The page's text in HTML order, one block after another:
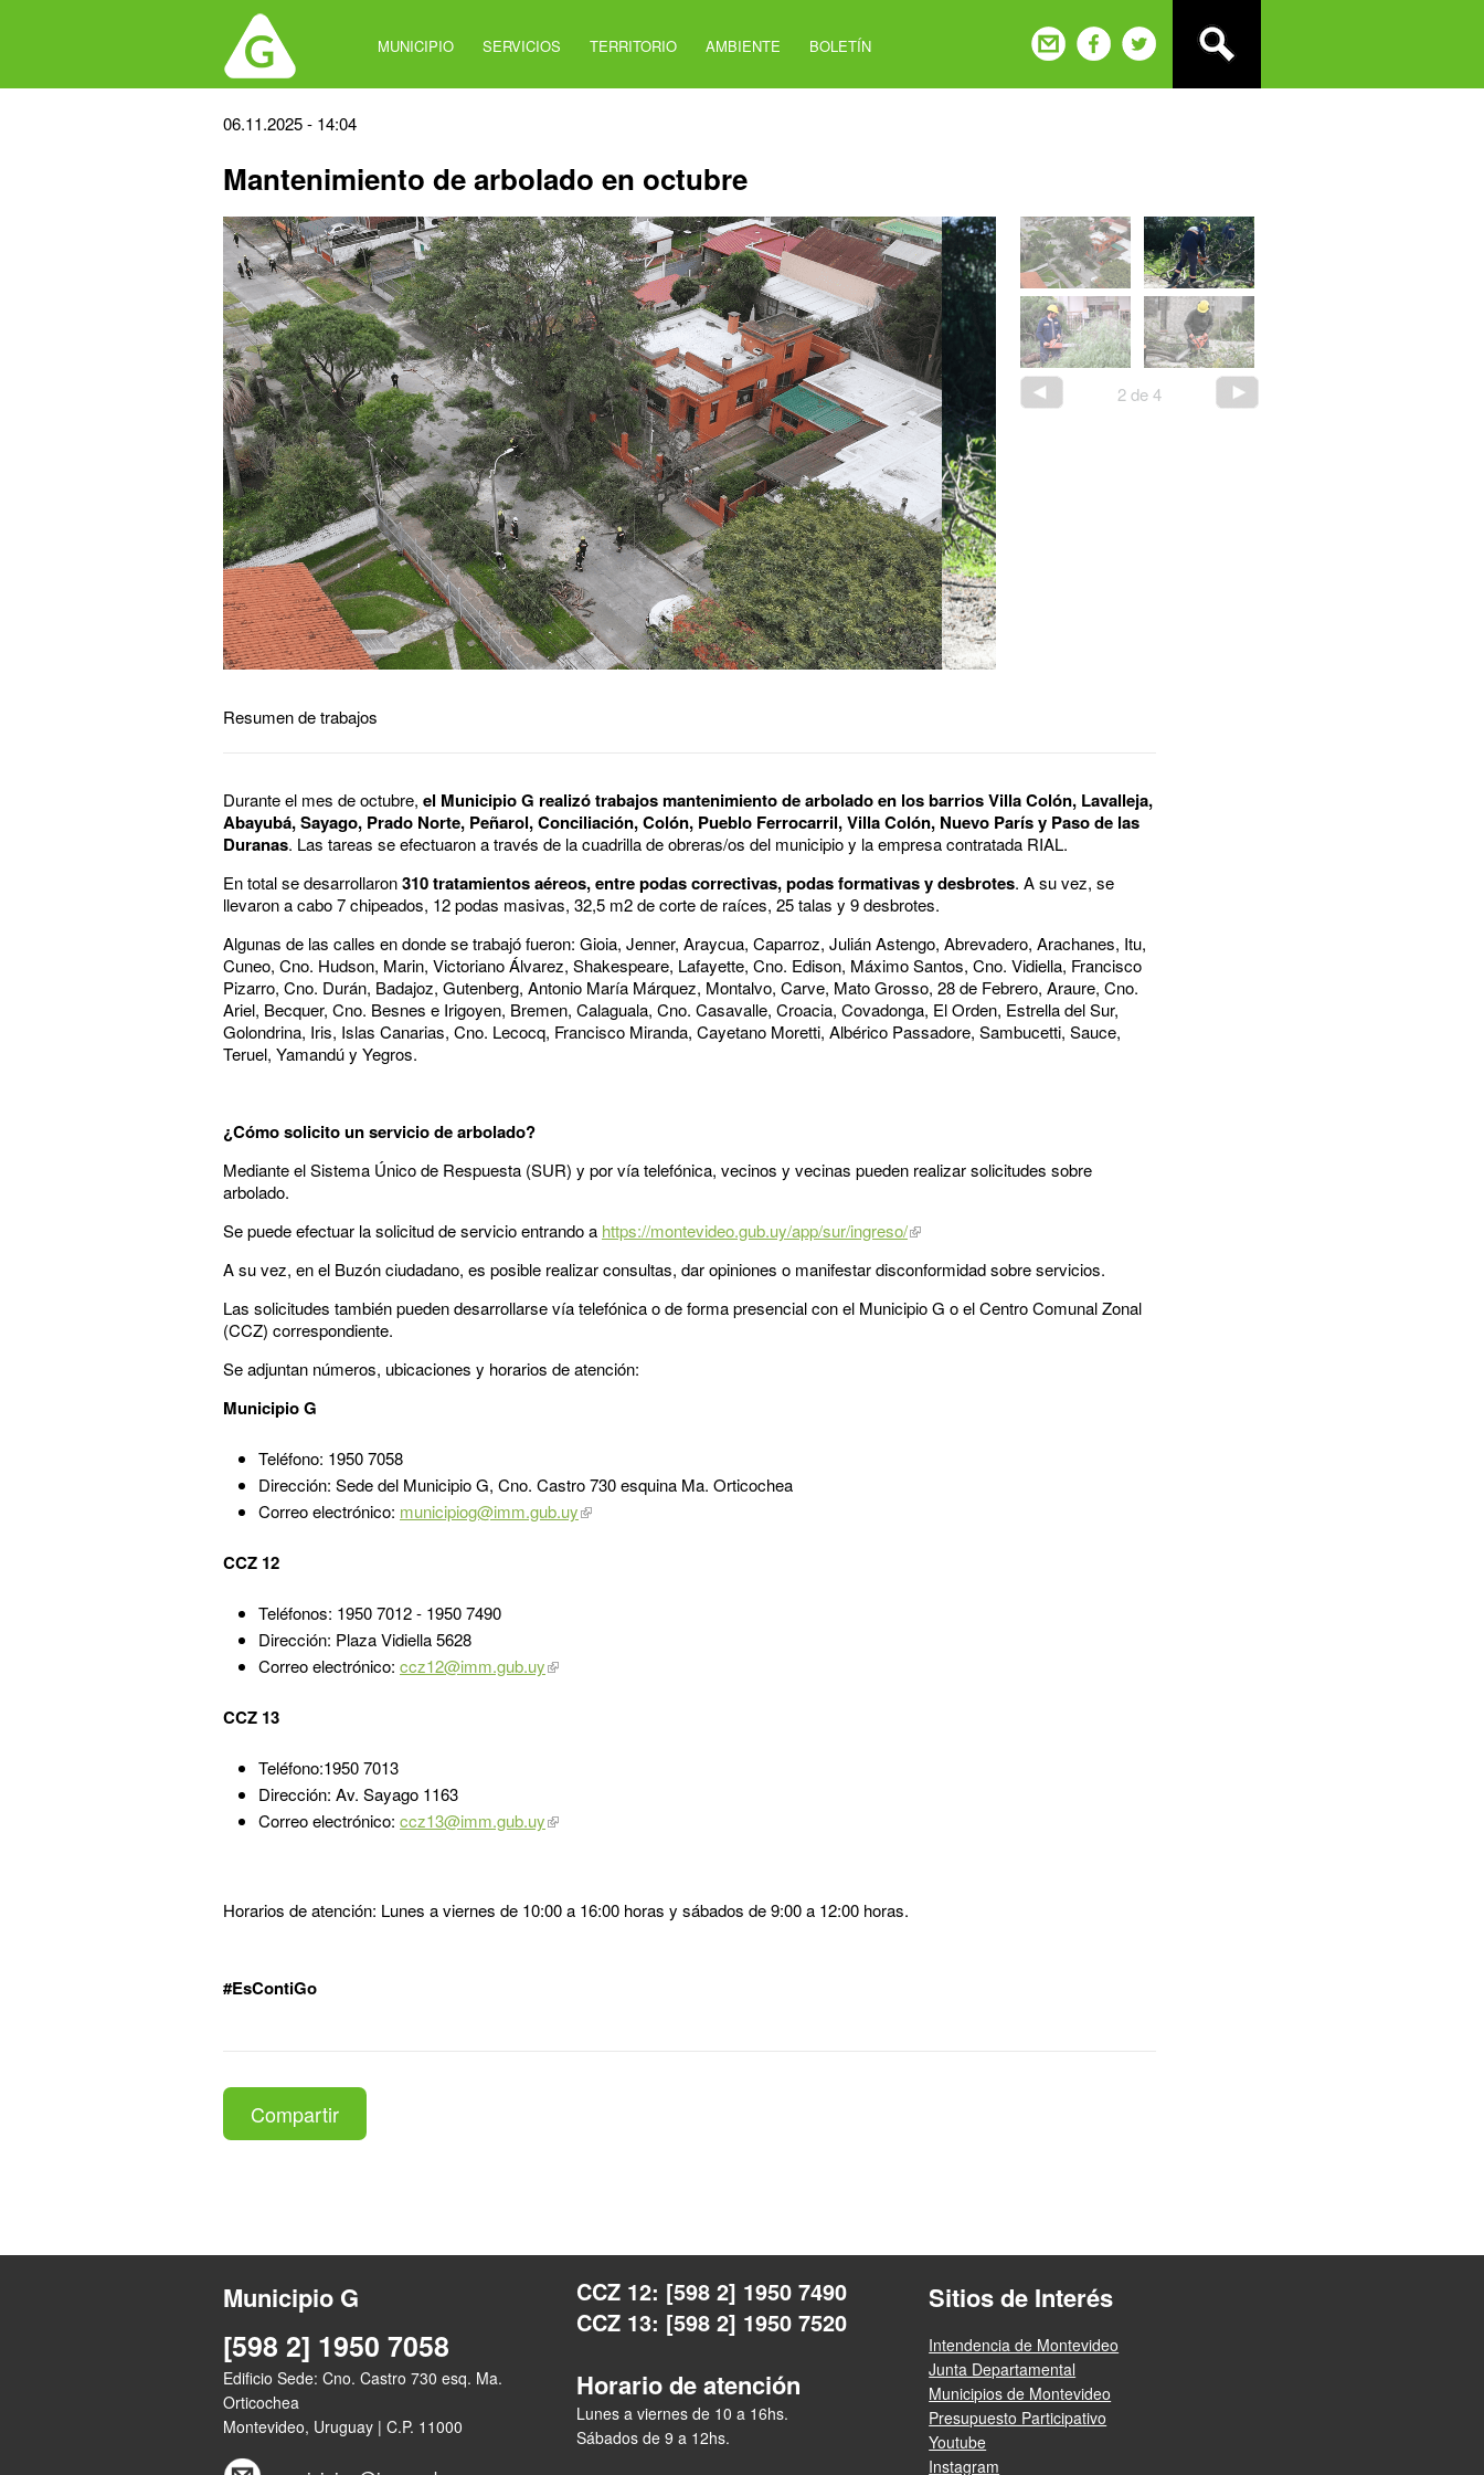
MUNICIPIO SERVICIOS TERRITORIO AMBIENTE BOLETÍN
Back
top
06.11.2025 - 14:04
Mantenimiento de arbolado en octubre
2de4
Resumen de trabajos
Durante el mes de octubre, el Municipio G realizó trabajos mantenimiento de arbolado en los barrios Villa Colón, Lavalleja,
Abayubá, Sayago, Prado Norte, Peñarol, Conciliación, Colón, Pueblo Ferrocarril, Villa Colón, Nuevo París y Paso de las
Duranas. Las tareas se efectuaron a través de la cuadrilla de obreras/os del municipio y la empresa contratada RIAL.
En total se desarrollaron310 tratamientos aéreos, entre podas correctivas, podas formativas y desbrotes. A su vez, se
llevaron a cabo 7 chipeados, 12 podas masivas, 32,5 m2 de corte de raíces, 25 talas y 9 desbrotes.
Algunas de las calles en donde se trabajó fueron: Gioia, Jenner, Araycua, Caparroz, Julián Astengo, Abrevadero, Arachanes, Itu,
Cuneo, Cno. Hudson, Marin, Victoriano Álvarez, Shakespeare, Lafayette, Cno. Edison, Máximo Santos, Cno. Vidiella, Francisco
Pizarro, Cno. Durán, Badajoz, Gutenberg, Antonio María Márquez, Montalvo, Carve, Mato Grosso, 28 de Febrero, Araure, Cno.
Ariel, Becquer, Cno. Besnes e Irigoyen, Bremen, Calaguala, Cno. Casavalle, Croacia, Covadonga, El Orden, Estrella del Sur,
Golondrina, Iris, Islas Canarias, Cno. Lecocq, Francisco Miranda, Cayetano Moretti, Albérico Passadore, Sambucetti, Sauce,
Teruel, Yamandú y Yegros.
¿Cómo solicito un servicio de arbolado?
Mediante el Sistema Único de Respuesta (SUR) y por vía telefónica, vecinos y vecinas pueden realizar solicitudes sobre
arbolado.
Se puede efectuar la solicitud de servicio entrando a https://montevideo.gub.uy/app/sur/ingreso/
A su vez, en el Buzón ciudadano, es posible realizar consultas, dar opiniones o manifestar disconformidad sobre servicios.
Las solicitudes también pueden desarrollarse vía telefónica o de forma presencial con el Municipio G o el Centro Comunal Zonal
(CCZ) correspondiente.
Se adjuntan números, ubicaciones y horarios de atención:
Municipio G
Teléfono: 1950 7058
Dirección: Sede del Municipio G, Cno. Castro 730 esquina Ma. Orticochea
Correo electrónico: municipiog@imm.gub.uy
CCZ 12
Teléfonos: 1950 7012 - 1950 7490
Dirección: Plaza Vidiella 5628
Correo electrónico: ccz12@imm.gub.uy
CCZ 13
Teléfono:1950 7013
Dirección: Av. Sayago 1163
Correo electrónico: ccz13@imm.gub.uy
Horarios de atención: Lunes a viernes de 10:00 a 16:00 horas y sábados de 9:00 a 12:00 horas.
#EsContiGo
Compartir
Municipio G
[598 2] 1950 7058
Edificio Sede: Cno. Castro 730 esq. Ma.
Orticochea
Montevideo, Uruguay | C.P. 11000
CCZ 12: [598 2] 1950 7490
CCZ 13: [598 2] 1950 7520
Horario de atención
Lunes a viernes de 10 a 16hs.
Sábados de 9 a 12hs.
Sitios de Interés
Intendencia de Montevideo
Junta Departamental
Municipios de Montevideo
Presupuesto Participativo
Youtube
Instagram